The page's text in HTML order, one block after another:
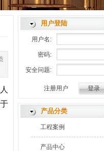
用户登陆
用户名:
密码:
安全问题:
注册用户
产品分类
工程案例
产品中心